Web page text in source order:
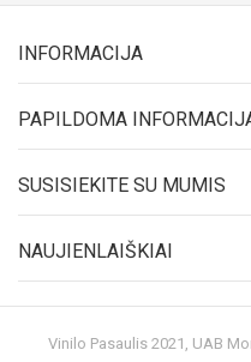
INFORMACIJA
PAPILDOMA
SUSISIEKITE SU MUMIS
NAUJIENLAIŠKIAI
Vinilo Pasaulis 2021, UAB